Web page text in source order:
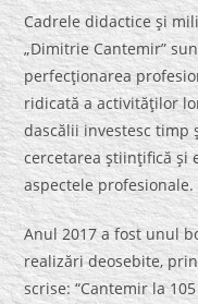
Cadrele didactice şi
„Dimitrie Cantemir”
perfecţionarea
ridicată a activităţilor
dascălii investesc
cercetarea ştiinţifică şi
aspectele profesionale.
Anul 2017 a fost unul
realizări deosebite,
scrise: “Cantemir la